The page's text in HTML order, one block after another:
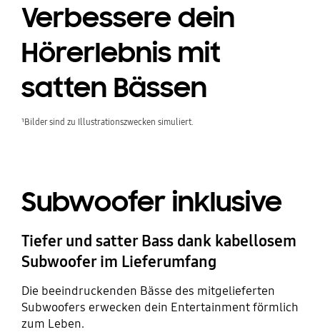
Verbessere dein
Hörerlebnis mit
satten Bässen
¹Bilder sind zu Illustrationszwecken simuliert.
Subwoofer inklusive
Tiefer und satter Bass dank kabellosem
Subwoofer im Lieferumfang
Die beeindruckenden Bässe des mitgelieferten
Subwoofers erwecken dein Entertainment förmlich
zum Leben.